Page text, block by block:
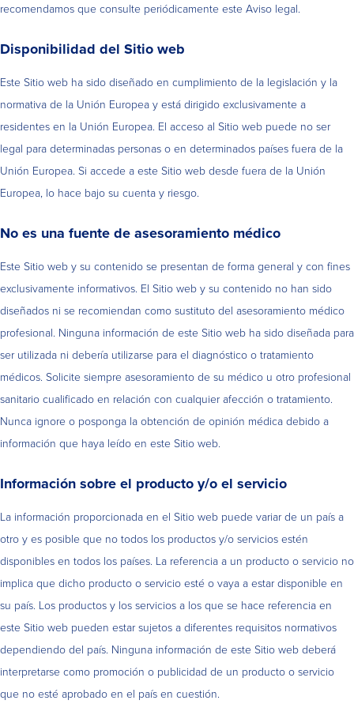
recomendamos que consulte periódicamente este Aviso legal.
Disponibilidad del Sitio web
Este Sitio web ha sido diseñado en cumplimiento de la legislación y la
normativa de la Unión Europea y está dirigido exclusivamente a
residentes en la Unión Europea. El acceso al Sitio web puede no ser
legal para determinadas personas o en determinados países fuera de la
Unión Europea. Si accede a este Sitio web desde fuera de la Unión
Europea, lo hace bajo su cuenta y riesgo.
No es una fuente de asesoramiento médico
Este Sitio web y su contenido se presentan de forma general y con fines
exclusivamente informativos. El Sitio web y su contenido no han sido
diseñados ni se recomiendan como sustituto del asesoramiento médico
profesional. Ninguna información de este Sitio web ha sido diseñada para
ser utilizada ni debería utilizarse para el diagnóstico o tratamiento
médicos. Solicite siempre asesoramiento de su médico u otro profesional
sanitario cualificado en relación con cualquier afección o tratamiento.
Nunca ignore o posponga la obtención de opinión médica debido a
información que haya leído en este Sitio web.
Información sobre el producto y/o el servicio
La información proporcionada en el Sitio web puede variar de un país a
otro y es posible que no todos los productos y/o servicios estén
disponibles en todos los países. La referencia a un producto o servicio no
implica que dicho producto o servicio esté o vaya a estar disponible en
su país. Los productos y los servicios a los que se hace referencia en
este Sitio web pueden estar sujetos a diferentes requisitos normativos
dependiendo del país. Ninguna información de este Sitio web deberá
interpretarse como promoción o publicidad de un producto o servicio
que no esté aprobado en el país en cuestión.